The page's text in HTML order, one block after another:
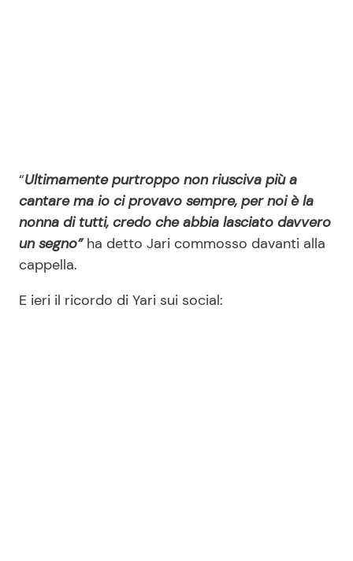
“Ultimamente purtroppo non riusciva più a
cantare ma io ci provavo sempre, per noi è la
nonna di tutti, credo che abbia lasciato davvero
un segno”ha detto Jari commosso davanti alla
cappella.
E ieri il ricordo di Yari sui social: